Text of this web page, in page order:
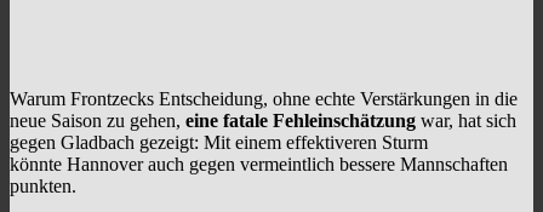
Warum Frontzecks Entscheidung, ohne echte Verstärkungen in die
neue Saison zu gehen, eine fatale Fehleinschätzung war, hat sich
gegen Gladbach gezeigt: Mit einem effektiveren Sturm
könnte Hannover auch gegen vermeintlich bessere Mannschaften
punkten.